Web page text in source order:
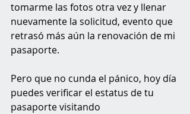
tomarme las fotos otra vez y llenar
nuevamente la solicitud, evento que
retrasó más aún la renovación de mi
pasaporte.
Pero que no cunda el pánico, hoy día
puedes verificar el estatus de tu
pasaporte visitando